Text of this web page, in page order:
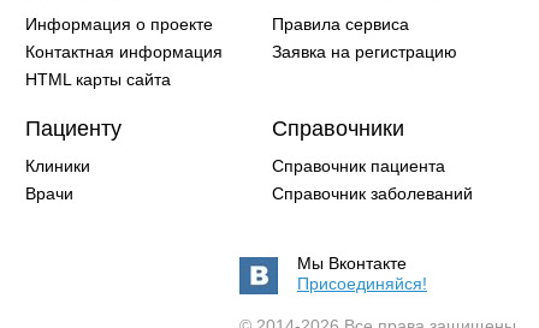
Информация о проекте
Контактная информация
HTML карты сайта
Правила сервиса
Заявка на регистрацию
Пациенту
Клиники
Врачи
Справочники
Справочник пациента
Справочник заболеваний
Мы Вконтакте
Присоединяйся!